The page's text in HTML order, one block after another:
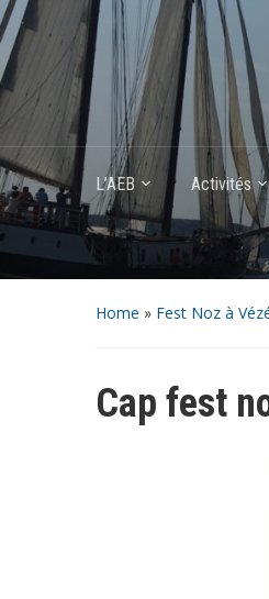
L’AEB Activités
Home » Fest Noz à
Cap fest